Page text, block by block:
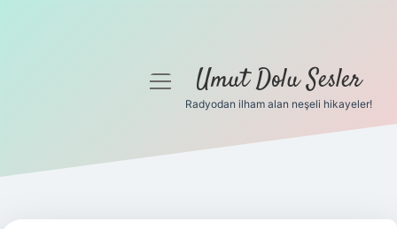
Gizlilik Politikası
Yasal Uyarı
menüyüUmut Dolu Sesler
Radyodan ilham alan neşeli hikayeler!